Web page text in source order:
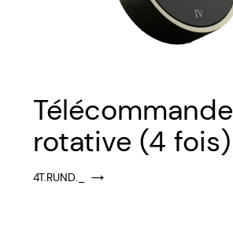
Télécommande
rotative (4 fois)
4T.RUND._